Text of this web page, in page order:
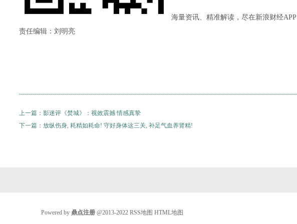
海量资讯、精准解读，尽在新浪财经APP
责任编辑：刘明亮
上一篇： 影迷评《焚城》：视效震撼 情感真挚
下一篇： 放纵伤身, 耗精如耗命! 守好身体这三关, 补足气血养肾精!
Powered by 鼎点注册 @2013-2022 RSS地图 HTML地图